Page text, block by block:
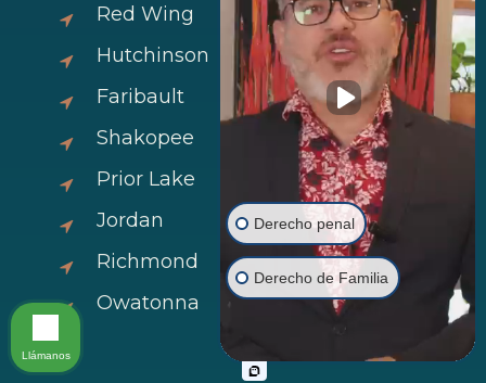
Red Wing
Hutchinson
Faribault
Shakopee
Prior Lake
Jordan
Richmond
Owatonna
Derecho penal
Derecho de Familia
Llámanos